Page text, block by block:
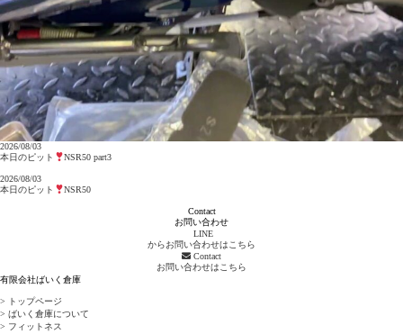
2026/08/03
本日のピット
NSR50 part3
2026/08/03
本日のピット
NSR50
Contact
お問い合わせ
LINE
からお問い合わせはこちら
Contact
お問い合わせはこちら
有限会社ばいく倉庫
> トップページ
> ばいく倉庫について
> フィットネス